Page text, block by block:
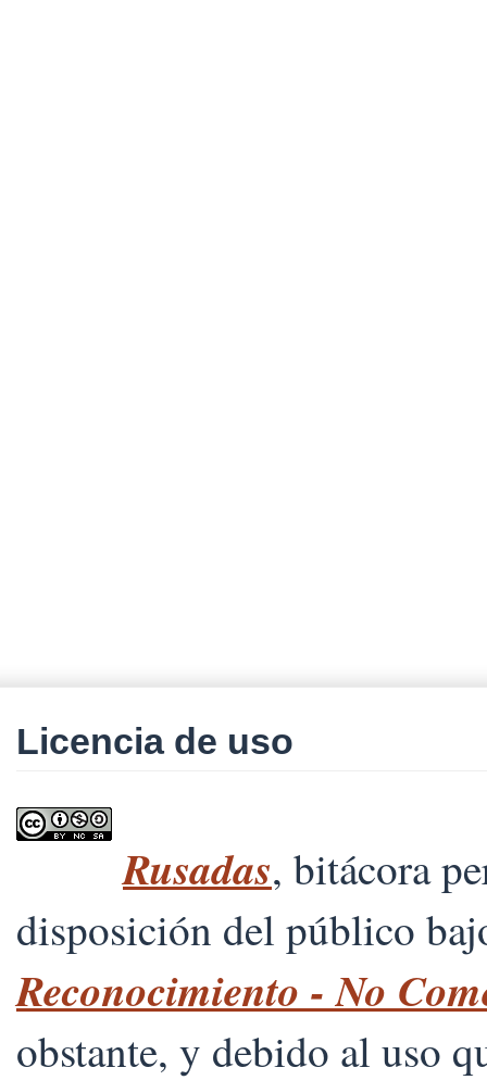
Licencia de uso
Rusadas, bitácora
disposición del público
Reconocimiento - No
obstante, y debido al uso